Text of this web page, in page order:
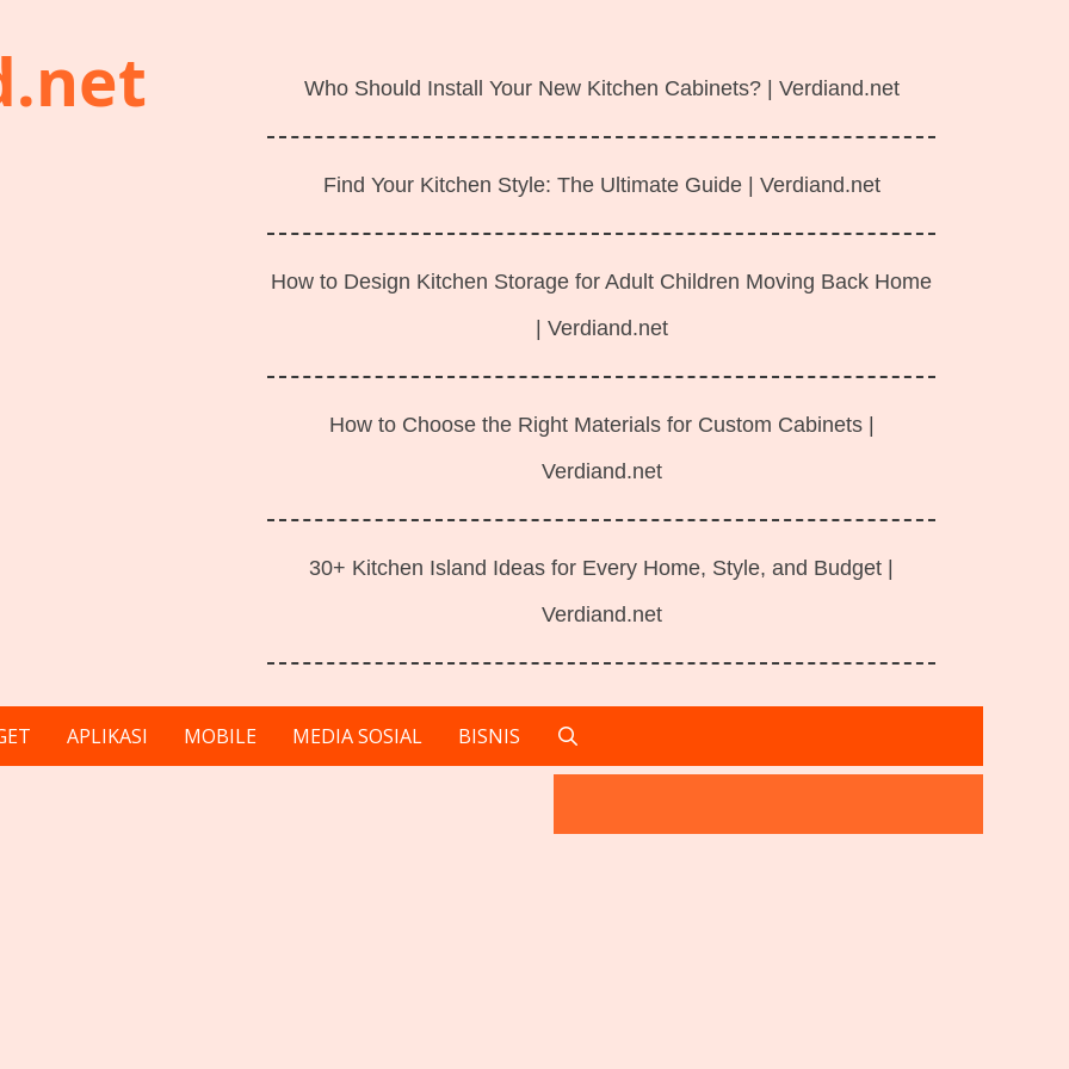
Who Should Install Your New Kitchen Cabinets? | Verdiand.net
Find Your Kitchen Style: The Ultimate Guide | Verdiand.net
How to Design Kitchen Storage for Adult Children Moving Back Home
| Verdiand.net
How to Choose the Right Materials for Custom Cabinets |
Verdiand.net
30+ Kitchen Island Ideas for Every Home, Style, and Budget |
Verdiand.net
APLIKASI MOBILE MEDIA SOSIAL BISNIS